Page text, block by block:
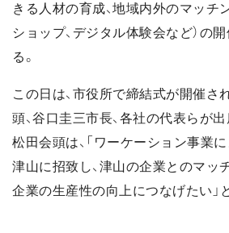
きる人材の育成、地域内外のマッチ
ショップ、デジタル体験会など）の
る。
この日は、市役所で締結式が開催さ
頭、谷口圭三市長、各社の代表らが出
松田会頭は、「ワーケーション事業
津山に招致し、津山の企業とのマッ
企業の生産性の向上につなげたい」